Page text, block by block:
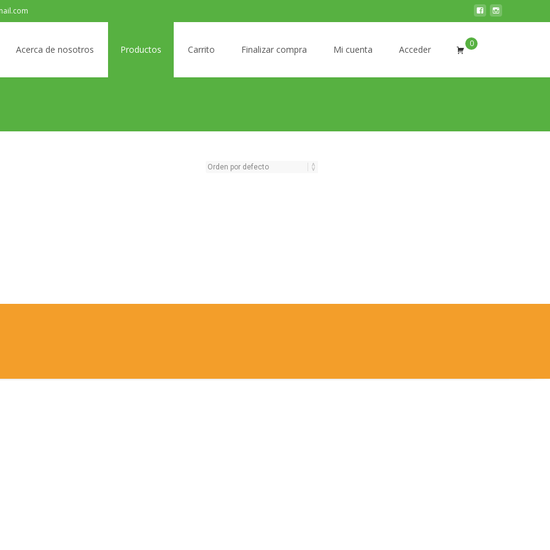
Acerca de nosotros Productos Carrito Finalizar compra Mi cuenta Acceder
0